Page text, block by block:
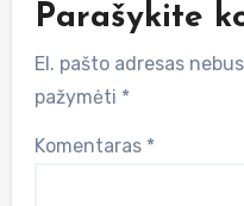
Parašykite
El. pašto adresas
pažymėti *
Komentaras *